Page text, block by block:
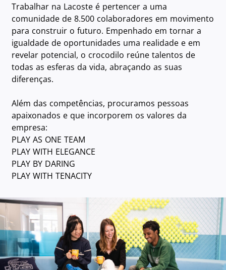
Trabalhar na Lacoste é pertencer a uma
comunidade de 8.500 colaboradores em movimento
para construir o futuro. Empenhado em tornar a
igualdade de oportunidades uma realidade e em
revelar potencial, o crocodilo reúne talentos de
todas as esferas da vida, abraçando as suas
diferenças.
Além das competências, procuramos pessoas
apaixonados e que incorporem os valores da
empresa:
PLAY AS ONE TEAM
PLAY WITH ELEGANCE
PLAY BY DARING
PLAY WITH TENACITY